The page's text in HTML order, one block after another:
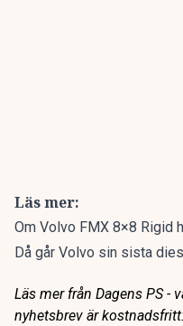
Läs mer:
Om Volvo FMX 8×8 Rigid
Då går Volvo sin sista
Läs mer från Dagens PS -
nyhetsbrev är